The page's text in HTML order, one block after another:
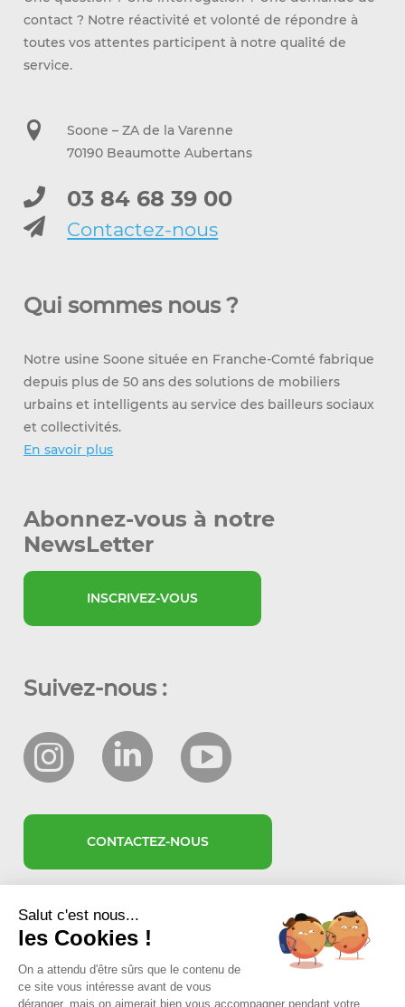
contact ? Notre réactivité et volonté de répondre à
toutes vos attentes participent à notre qualité de
service.
Soone – ZA de la Varenne
70190 Beaumotte Aubertans
03 84 68 39 00
Contactez-nous
Qui sommes nous ?
Notre usine Soone située en Franche-Comté fabrique
depuis plus de 50 ans des solutions de mobiliers
urbains et intelligents au service des bailleurs sociaux
et collectivités.
En savoir plus
Abonnez-vous à notre
NewsLetter
INSCRIVEZ-VOUS
Suivez-nous :
CONTACTEZ-NOUS
Salut c'est nous...
les Cookies !
On a attendu d'être sûrs que le contenu de
ce site vous intéresse avant de vous
déranger, mais on aimerait bien vous accompagner pendant votre